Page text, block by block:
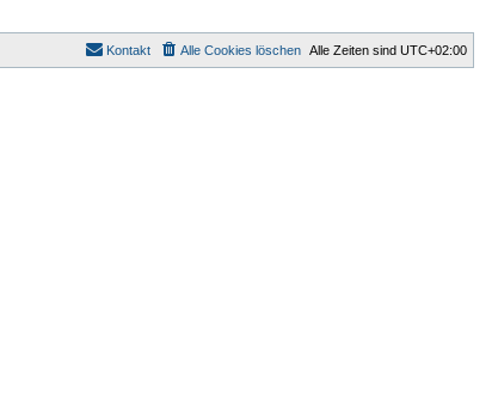
Alle Zeiten sind UTC+02:00
Alle Cookies löschen
Kontakt